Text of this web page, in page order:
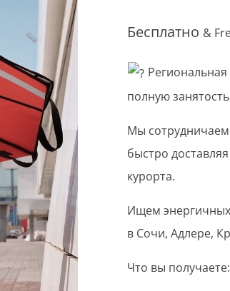
Бесплатно &
полную
Мы
быстро
курорта.
Ищем
в Сочи, Адлере,
Что вы получаете: